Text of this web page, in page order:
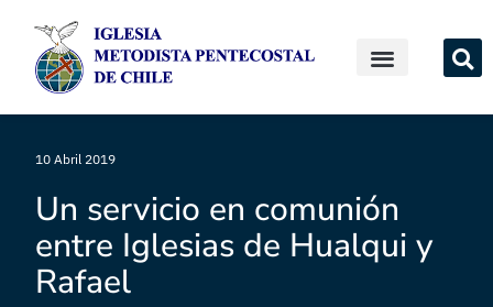
10 Abril 2019
Un servicio en comunión
entre Iglesias de Hualqui y
Rafael